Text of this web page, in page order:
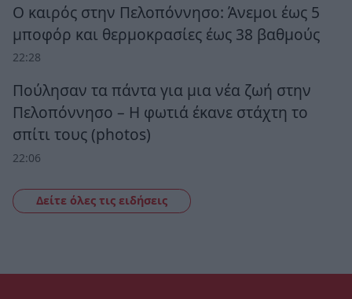
Ο καιρός στην Πελοπόννησο: Άνεμοι έως 5
μποφόρ και θερμοκρασίες έως 38 βαθμούς
22:28
Πούλησαν τα πάντα για μια νέα ζωή στην
Πελοπόννησο – Η φωτιά έκανε στάχτη το
σπίτι τους (photos)
22:06
Δείτε όλες τις ειδήσεις